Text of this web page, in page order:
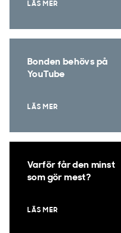
LÄS MER
Bonden behövs på
YouTube
LÄS MER
Varför får den minst
som gör mest?
LÄS MER